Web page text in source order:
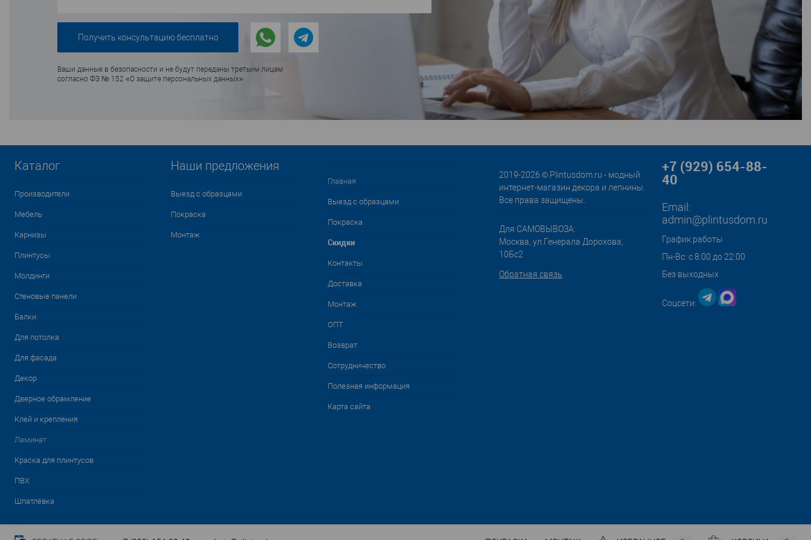
Ваши данные в безопасности и не будут переданы третьим лицам
согласно ФЗ № 152 «О защите персональных данных»
Каталог
Производители
Мебель
Карнизы
Плинтусы
Молдинги
Стеновые панели
Балки
Для потолка
Для фасада
Декор
Дверное обрамление
Клей и крепления
Ламинат
Краска для плинтусов
ПВХ
Шпатлёвка
Наши предложения
Выезд с образцами
Покраска
Монтаж
Главная
Выезд с образцами
Покраска
Cкидки
Контакты
Доставка
Монтаж
ОПТ
Возврат
Сотрудничество
Полезная информация
Карта сайта
2019-2026 © Plintusdom.ru - модный
интернет-магазин декора и лепнины.
Все права защищены.
Для САМОВЫВОЗА:
Москва, ул.Генерала Дорохова,
10Бс2
Обратная связь
+7 (929) 654-88-
40
Email:
admin@plintusdom.ru
График работы
Пн-Вс: с 8:00 до 22:00
Без выходных
Соцсети: